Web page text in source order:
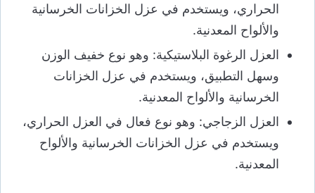
الحراري، ويستخدم في عزل الخزانات الخرسانية
والألواح المعدنية.
العزل الرغوة البلاستيكية: وهو نوع خفيف الوزن
وسهل التطبيق، ويستخدم في عزل الخزانات
الخرسانية والألواح المعدنية.
العزل الزجاجي: وهو نوع فعال في العزل الحراري،
ويستخدم في عزل الخزانات الخرسانية والألواح
المعدنية.